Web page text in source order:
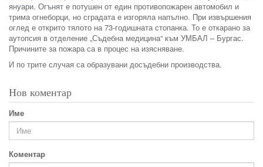
януари. Огънят е потушен от един противопожарен автомобил и
трима огнеборци, но сградата е изгоряла напълно. При извършения
оглед е открито тялото на 73-годишната стопанка. То е откарано за
аутопсия в отделение „Съдебна медицина“ към УМБАЛ – Бургас.
Причините за пожара са в процес на изясняване.
И по трите случая са образувани досъдебни производства.
Нов коментар
Име
Коментар